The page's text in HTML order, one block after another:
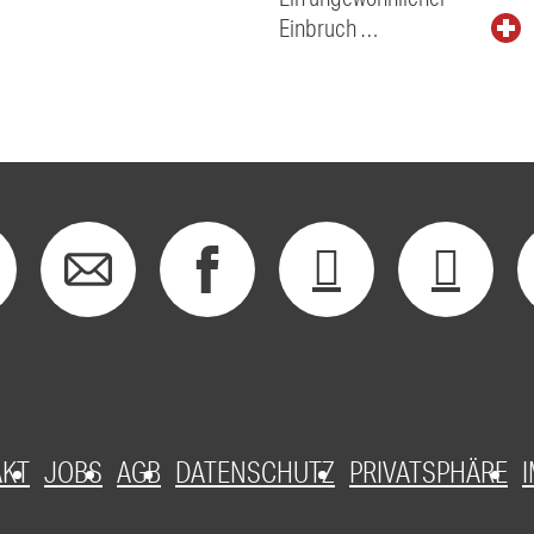
Einbruch …
JOBS AGB DATENSCHUTZ PRIVATSPHÄRE